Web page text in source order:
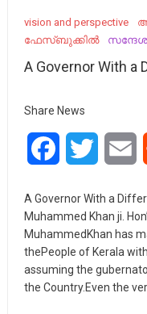
vision and perspective
ഫേസ്ബുക്കിൽ
A Governor With a
Share News
FacebookTwitter
A Governor With a
Muhammed Khan ji.
MuhammedKhan has
thePeople of Kerala
assuming the
the Country.Even the